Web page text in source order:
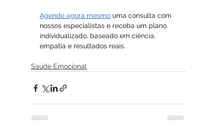
Agende agora mesmo uma consulta com
nossos especialistas e receba um plano
individualizado, baseado em ciência,
empatia e resultados reais.
Saúde Emocional